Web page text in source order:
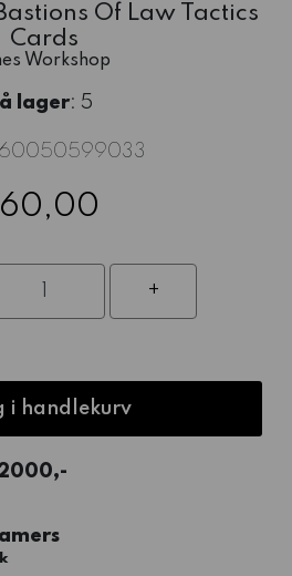
Of Law Tactics
Cards
Workshop
lager: 5
60050599033
i handlekurv